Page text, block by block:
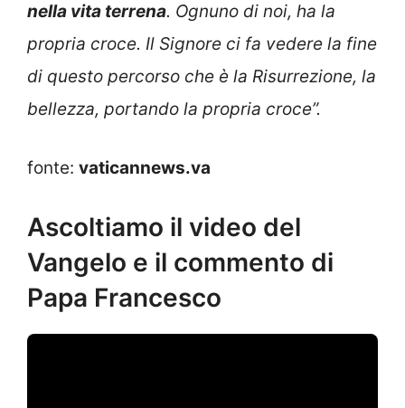
nella vita terrena. Ognuno di noi, ha la
propria croce. Il Signore ci fa vedere la fine
di questo percorso che è la Risurrezione, la
bellezza, portando la propria croce”.
fonte: vaticannews.va
Ascoltiamo il video del
Vangelo e il commento di
Papa Francesco